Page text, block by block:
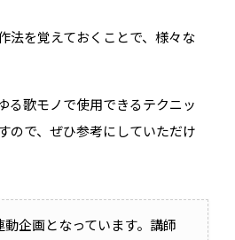
法を覚えておくことで、様々な
る歌モノで使用できるテクニッ
ので、ぜひ参考にしていただけ
企画となっています。講師